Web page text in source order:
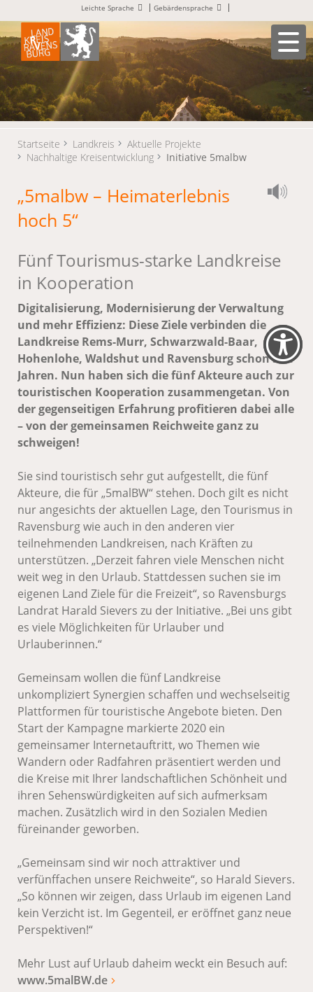
Leichte Sprache Gebärdensprache
Startseite Landkreis
Aktuelle Projekte
Nachhaltige Kreisentwicklung
Initiative 5malbw
„5malbw – Heimaterlebnis
hoch 5“
Fünf Tourismus-starke Landkreise
in Kooperation
Digitalisierung, Modernisierung der Verwaltung
und mehr Effizienz: Diese Ziele verbinden die
Landkreise Rems-Murr, Schwarzwald-Baar,
Hohenlohe, Waldshut und Ravensburg schon seit
Jahren. Nun haben sich die fünf Akteure auch zur
touristischen Kooperation zusammengetan. Von
der gegenseitigen Erfahrung profitieren dabei alle
– von der gemeinsamen Reichweite ganz zu
schweigen!
Sie sind touristisch sehr gut aufgestellt, die fünf
Akteure, die für „5malBW“ stehen. Doch gilt es nicht
nur angesichts der aktuellen Lage, den Tourismus in
Ravensburg wie auch in den anderen vier
teilnehmenden Landkreisen, nach Kräften zu
unterstützen. „Derzeit fahren viele Menschen nicht
weit weg in den Urlaub. Stattdessen suchen sie im
eigenen Land Ziele für die Freizeit“, so Ravensburgs
Landrat Harald Sievers zu der Initiative. „Bei uns gibt
es viele Möglichkeiten für Urlauber und
Urlauberinnen.“
Gemeinsam wollen die fünf Landkreise
unkompliziert Synergien schaffen und wechselseitig
Plattformen für touristische Angebote bieten. Den
Start der Kampagne markierte 2020 ein
gemeinsamer Internetauftritt, wo Themen wie
Wandern oder Radfahren präsentiert werden und
die Kreise mit Ihrer landschaftlichen Schönheit und
ihren Sehenswürdigkeiten auf sich aufmerksam
machen. Zusätzlich wird in den Sozialen Medien
füreinander geworben.
„Gemeinsam sind wir noch attraktiver und
verfünffachen unsere Reichweite“, so Harald Sievers.
„So können wir zeigen, dass Urlaub im eigenen Land
kein Verzicht ist. Im Gegenteil, er eröffnet ganz neue
Perspektiven!“
Mehr Lust auf Urlaub daheim weckt ein Besuch auf:
www.5malBW.de